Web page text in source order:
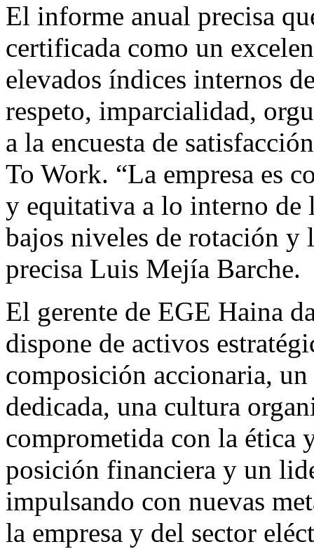
El informe anual precisa
certificada como un
elevados índices internos
respeto, imparcialidad,
a la encuesta de
To Work. “La empresa es
y equitativa a lo interno de
bajos niveles de rotación y
precisa Luis Mejía Barche.
El gerente de EGE Haina
dispone de activos
composición accionaria,
dedicada, una cultura
comprometida con la ética
posición financiera y un
impulsando con nuevas
la empresa y del sector